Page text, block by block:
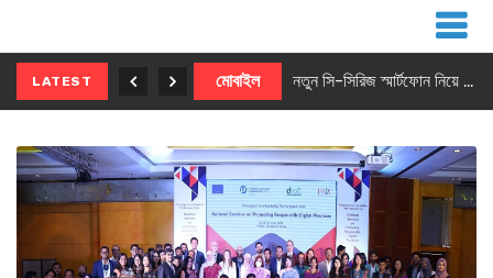
LATEST মোবাইল নতুন সি-সিরিজ স্মার্টফোন নিয়ে আসছে রিয়েলমি